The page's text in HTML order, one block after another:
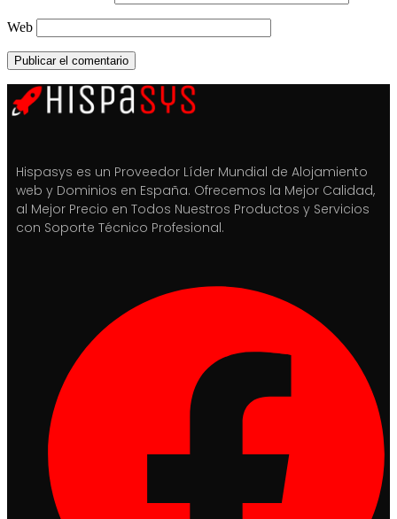
Web
Hispasys es un Proveedor Líder Mundial de Alojamiento
web y Dominios en España. Ofrecemos la Mejor Calidad,
al Mejor Precio en Todos Nuestros Productos y Servicios
con Soporte Técnico Profesional.